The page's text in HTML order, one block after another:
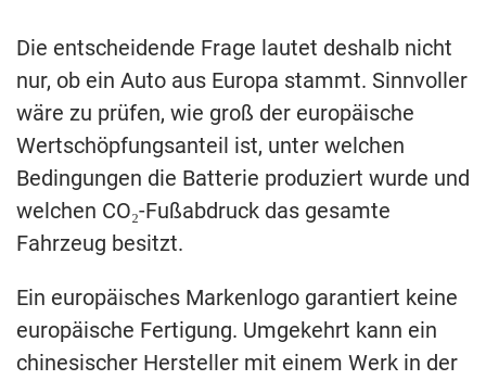
Die entscheidende Frage lautet deshalb nicht
nur, ob ein Auto aus Europa stammt. Sinnvoller
wäre zu prüfen, wie groß der europäische
Wertschöpfungsanteil ist, unter welchen
Bedingungen die Batterie produziert wurde und
welchen CO₂-Fußabdruck das gesamte
Fahrzeug besitzt.
Ein europäisches Markenlogo garantiert keine
europäische Fertigung. Umgekehrt kann ein
chinesischer Hersteller mit einem Werk in der